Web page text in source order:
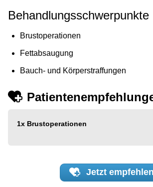
Behandlungsschwerpunkte
Brustoperationen
Fettabsaugung
Bauch- und Körperstraffungen
1x Brustoperationen
Jetzt empfehlen